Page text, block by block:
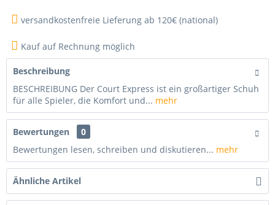
versandkostenfreie Lieferung ab 120€ (national)
Kauf auf Rechnung möglich
Beschreibung
BESCHREIBUNG Der Court Express ist ein großartiger Schuh
für alle Spieler, die Komfort und... mehr
Bewertungen
0
Bewertungen lesen, schreiben und diskutieren... mehr
Ähnliche Artikel